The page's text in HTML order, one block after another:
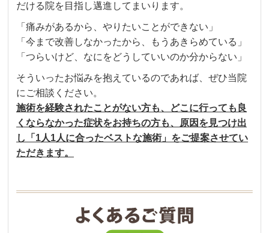
だける院を目指し邁進してまいります。
「痛みがあるから、やりたいことができない」
「今まで改善しなかったから、もうあきらめている」
「つらいけど、なにをどうしていいのか分からない」
そういったお悩みを抱えているのであれば、ぜひ当院
にご相談ください。
施術を経験されたことがない方も、どこに行っても良
くならなかった症状をお持ちの方も、 原因を見つけ出
し「1人1人に合ったベストな施術」をご提案させてい
ただきます。